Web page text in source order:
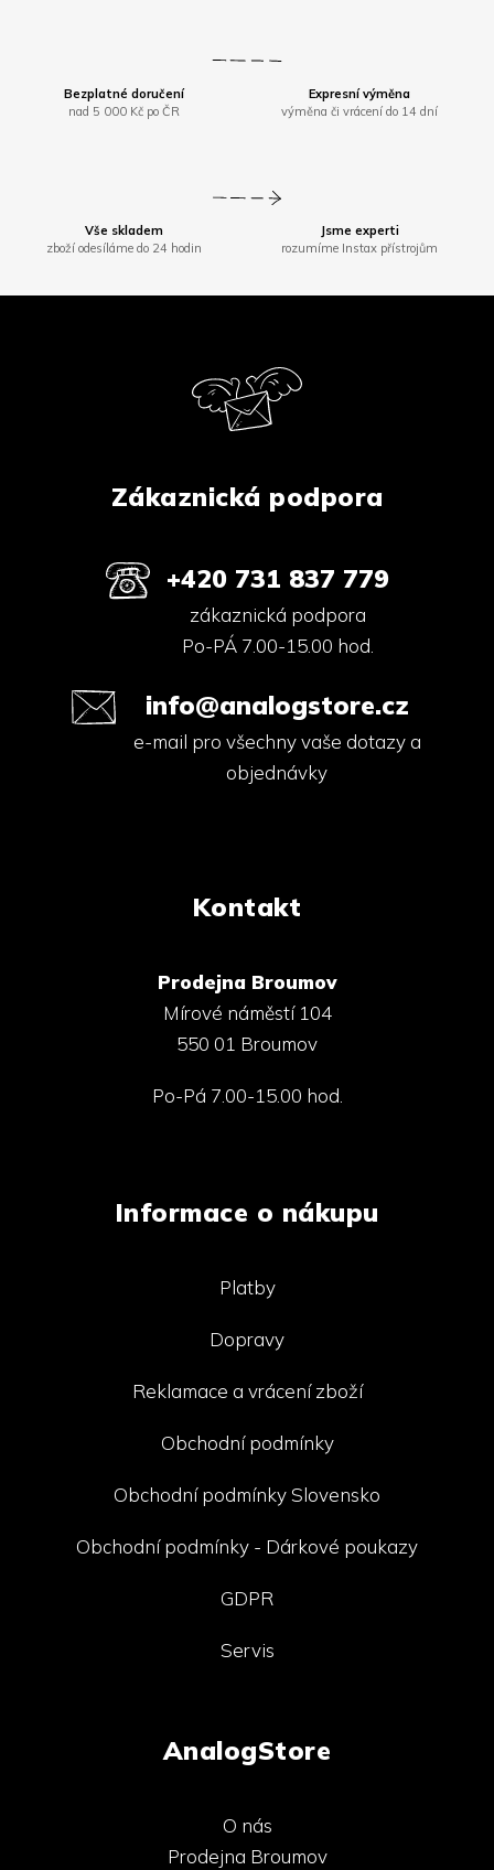
Bezplatné doručení
nad 5 000 Kč po ČR
Expresní výměna
výměna či vrácení do 14 dní
Vše skladem
zboží odesíláme do 24 hodin
Jsme experti
rozumíme Instax přístrojům
Zákaznická podpora
+420 731 837 779
zákaznická podpora
Po-PÁ 7.00-15.00 hod.
info@analogstore.cz
e-mail pro všechny vaše dotazy a
objednávky
Kontakt
Prodejna Broumov
Mírové náměstí 104
550 01 Broumov
Po-Pá 7.00-15.00 hod.
Informace o nákupu
Platby
Dopravy
Reklamace a vrácení zboží
Obchodní podmínky
Obchodní podmínky Slovensko
Obchodní podmínky - Dárkové poukazy
GDPR
Servis
AnalogStore
O nás
Prodejna Broumov